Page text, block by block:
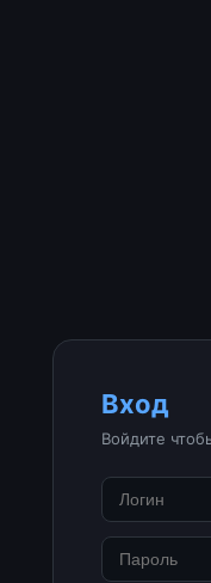
Вход
Войдите